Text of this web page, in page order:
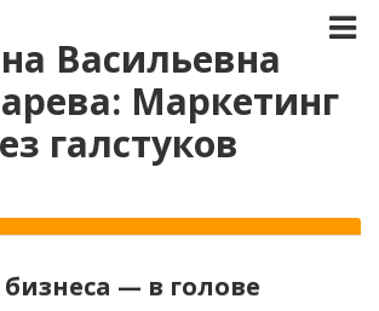
Васильевна
Маркетинг
галстуков
— в голове